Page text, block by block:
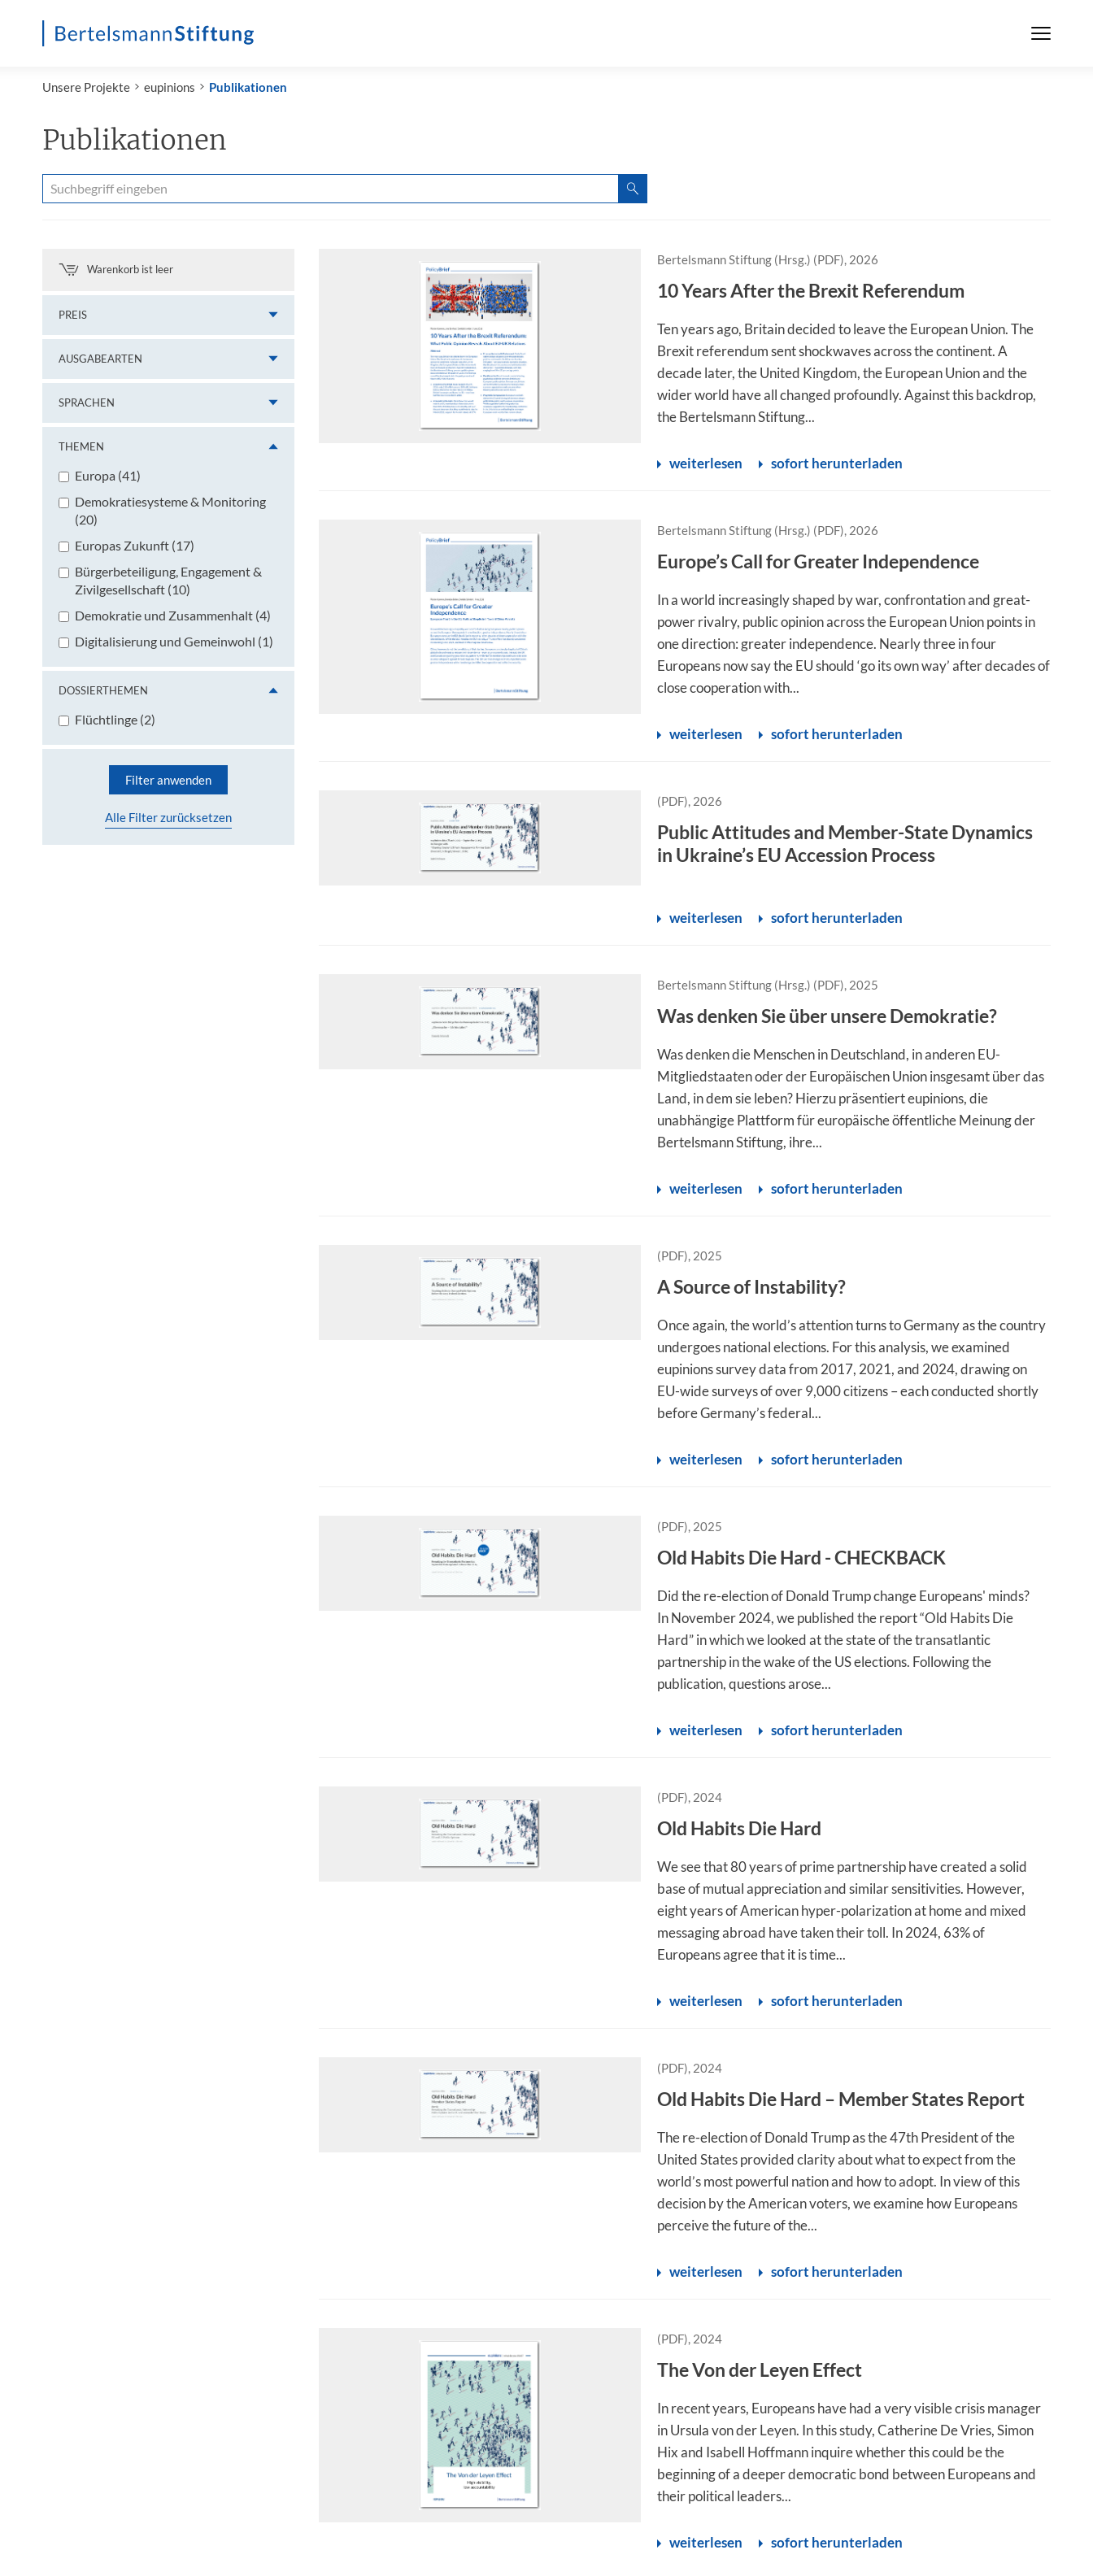
Unsere Projekte eupinions Publikationen
Publikationen
Warenkorb ist leer
PREIS
AUSGABEARTEN
SPRACHEN
THEMEN
Europa (41)
Demokratiesysteme & Monitoring
(20)
Europas Zukunft (17)
Bürgerbeteiligung, Engagement &
Zivilgesellschaft (10)
Demokratie und Zusammenhalt (4)
Digitalisierung und Gemeinwohl (1)
DOSSIERTHEMEN
Flüchtlinge (2)
Filter anwenden
Alle Filter zurücksetzen
Bertelsmann Stiftung (Hrsg.) (PDF), 2026
10 Years After the Brexit Referendum
Ten years ago, Britain decided to leave the European Union. The
Brexit referendum sent shockwaves across the continent. A
decade later, the United Kingdom, the European Union and the
wider world have all changed profoundly. Against this backdrop,
the Bertelsmann Stiftung...
weiterlesen sofort herunterladen
Bertelsmann Stiftung (Hrsg.) (PDF), 2026
Europe’s Call for Greater Independence
In a world increasingly shaped by war, confrontation and great-
power rivalry, public opinion across the European Union points in
one direction: greater independence. Nearly three in four
Europeans now say the EU should ‘go its own way’ after decades of
close cooperation with...
weiterlesen sofort herunterladen
(PDF), 2026
Public Attitudes and Member-State Dynamics
in Ukraine’s EU Accession Process
weiterlesen sofort herunterladen
Bertelsmann Stiftung (Hrsg.) (PDF), 2025
Was denken Sie über unsere Demokratie?
Was denken die Menschen in Deutschland, in anderen EU-
Mitgliedstaaten oder der Europäischen Union insgesamt über das
Land, in dem sie leben? Hierzu präsentiert eupinions, die
unabhängige Plattform für europäische öffentliche Meinung der
Bertelsmann Stiftung, ihre...
weiterlesen sofort herunterladen
(PDF), 2025
A Source of Instability?
Once again, the world’s attention turns to Germany as the country
undergoes national elections. For this analysis, we examined
eupinions survey data from 2017, 2021, and 2024, drawing on
EU-wide surveys of over 9,000 citizens – each conducted shortly
before Germany’s federal...
weiterlesen sofort herunterladen
(PDF), 2025
Old Habits Die Hard - CHECKBACK
Did the re-election of Donald Trump change Europeans' minds?
In November 2024, we published the report “Old Habits Die
Hard” in which we looked at the state of the transatlantic
partnership in the wake of the US elections. Following the
publication, questions arose...
weiterlesen sofort herunterladen
(PDF), 2024
Old Habits Die Hard
We see that 80 years of prime partnership have created a solid
base of mutual appreciation and similar sensitivities. However,
eight years of American hyper-polarization at home and mixed
messaging abroad have taken their toll. In 2024, 63% of
Europeans agree that it is time...
weiterlesen sofort herunterladen
(PDF), 2024
Old Habits Die Hard – Member States Report
The re-election of Donald Trump as the 47th President of the
United States provided clarity about what to expect from the
world’s most powerful nation and how to adopt. In view of this
decision by the American voters, we examine how Europeans
perceive the future of the...
weiterlesen sofort herunterladen
(PDF), 2024
The Von der Leyen Effect
In recent years, Europeans have had a very visible crisis manager
in Ursula von der Leyen. In this study, Catherine De Vries, Simon
Hix and Isabell Hoffmann inquire whether this could be the
beginning of a deeper democratic bond between Europeans and
their political leaders...
weiterlesen sofort herunterladen